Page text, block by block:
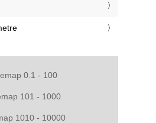
0.1 - 100
101 - 1000
1010 - 10000